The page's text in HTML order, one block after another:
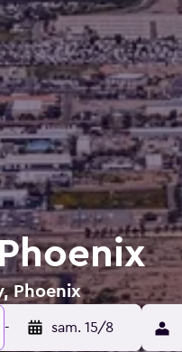
Phoenix
- sam. 15/8